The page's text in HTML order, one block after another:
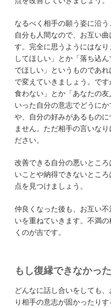
なるべく相手の願う姿に沿
自分も人間なので、お互い
す。完全に思うようにはな
してほしい」とか「落ち込
でほしい」というものであ
で変えていきましょう。で
食わない」とか「あなたの友
いった自分の意志でどうに
や、自分の好みがあるもの
ません。ただ相手の言いな
ださい。
改善できる自分の悪いとこ
いことや納得できないとこ
点を見つけましょう。
仲良くなった後も、お互い
いを重ねていきます。不満
くのが吉です。
もし復縁できなかっ
どんなに話し合いをしても
り相手の意志が固かったり